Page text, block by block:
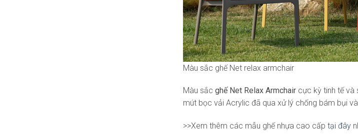
Màu sắc ghế Net relax armchair
Màu sắc ghế Net Relax Armchair cực kỳ tinh tế và
mút bọc vải Acrylic đã qua xử lý chống bám bụi
>>Xem thêm các mẫu ghế nhựa cao cấp tại đây